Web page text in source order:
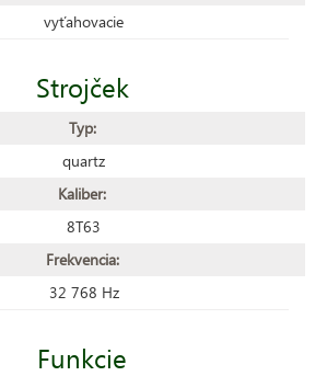
vyťahovacie
Strojček
Typ:
quartz
Kaliber:
8T63
Frekvencia:
32 768 Hz
Funkcie